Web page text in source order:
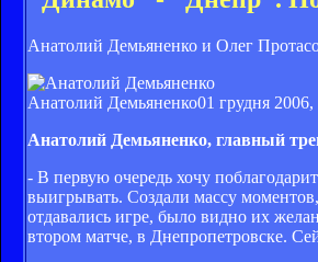
Анатолий Демьяненко и Олег
Анатолий Демьяненко01 грудня 2006,
Анатолий Демьяненко, главный
- В первую очередь хочу
выигрывать. Создали массу
отдавались игре, было видно их
втором матче, в Днепропетровске.